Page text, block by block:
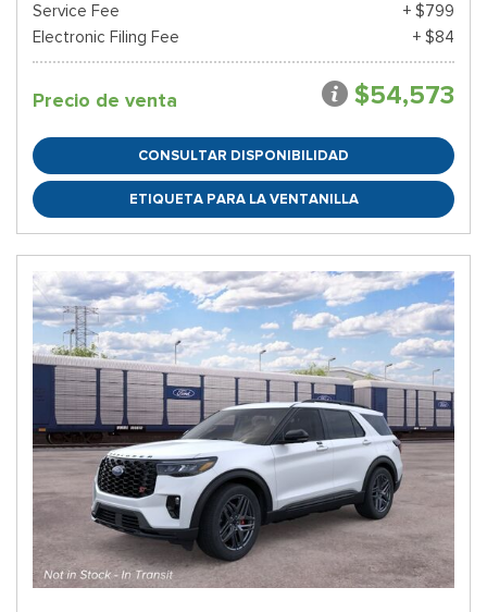
Service Fee
+ $799
Electronic Filing Fee
+ $84
Precio de venta $54,573
CONSULTAR DISPONIBILIDAD
ETIQUETA PARA LA VENTANILLA